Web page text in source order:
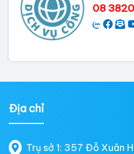
08
Địa chỉ
Trụ sở 1: 357 Đỗ Xuân